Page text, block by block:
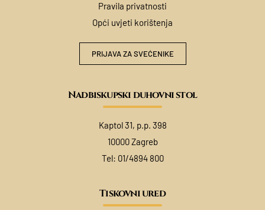
Pravila privatnosti
Opći uvjeti korištenja
PRIJAVA ZA SVEĆENIKE
Nadbiskupski duhovni stol
Kaptol 31, p.p. 398
10000 Zagreb
Tel: 01/4894 800
Tiskovni ured